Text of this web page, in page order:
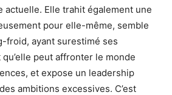
actuelle. Elle trahit également une
pour elle-même, semble
froid, ayant surestimé ses
peut affronter le monde
et expose un leadership
ambitions excessives. C’est